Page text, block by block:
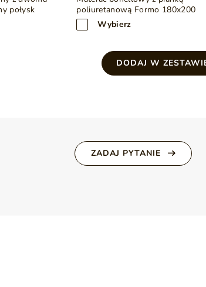
instrukcją montażu)
oraz specyfikę materiałów.
połysk
Wybierz
poliuretanową Formo 180x200
DODAJ W
ZADAJ PYTANIE